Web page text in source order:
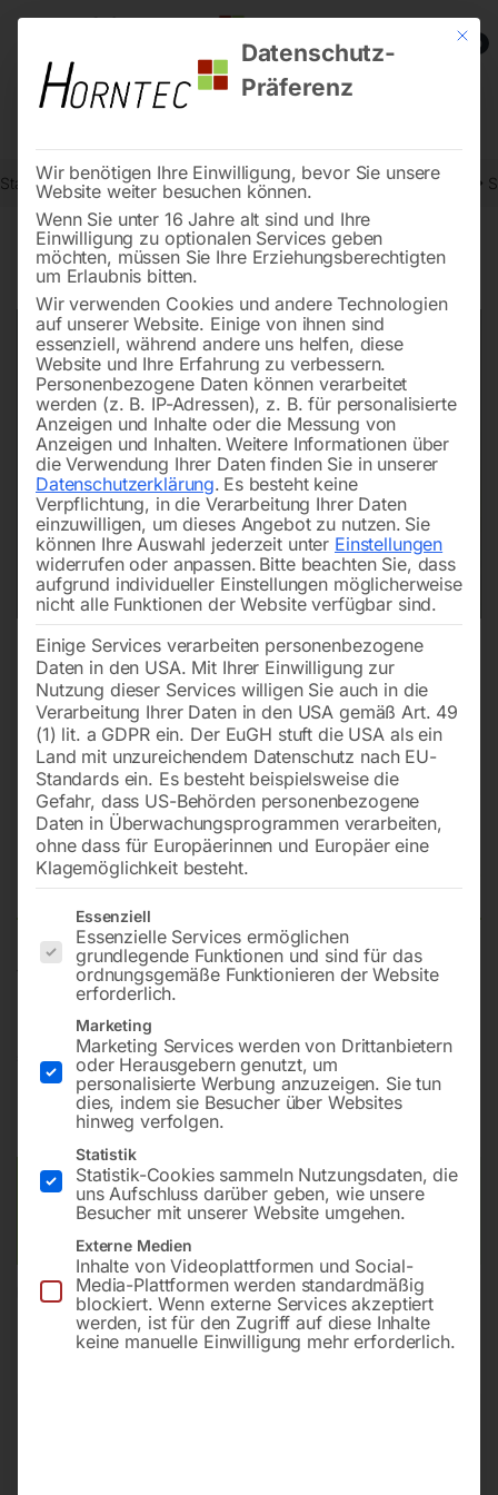
0
Start Werkstatttechnik Lade-Startgeräte und Stationen-Zubehör
Skala (Pos. 77) zu
Leistungsangabe
für Gleichrichter SV 403
38,40
inkl. MwSt. zzgl.Versandkosten
Lieferzeit:ca. 2 - 3 Tage
Versandkosten Standard (Österreich): €10,00
Bitte beachten Sie: Die Versandkosten gelten für Österreich.
Andere Länder können abweichen.
In den Warenkorb
Mit
Datenschutz-
Präferenz
Wir benötigen Ihre Einwilligung, bevor Sie unsere
Website weiter besuchen können.
Wenn Sie unter 16 Jahre alt sind und Ihre
Einwilligung zu optionalen Services geben
möchten, müssen Sie Ihre Erziehungsberechtigten
um Erlaubnis bitten.
Wir verwenden Cookies und andere Technologien
auf unserer Website. Einige von ihnen sind
essenziell, während andere uns helfen, diese
Website und Ihre Erfahrung zu verbessern.
Personenbezogene Daten können verarbeitet
werden (z. B. IP-Adressen), z. B. für personalisierte
Anzeigen und Inhalte oder die Messung von
Anzeigen und Inhalten. Weitere Informationen über
die Verwendung Ihrer Daten finden Sie in unserer
Datenschutzerklärung. Es besteht keine
Verpflichtung, in die Verarbeitung Ihrer Daten
einzuwilligen, um dieses Angebot zu nutzen. Sie
können Ihre Auswahl jederzeit unter Einstellungen
widerrufen oder anpassen. Bitte beachten Sie, dass
aufgrund individueller Einstellungen möglicherweise
nicht alle Funktionen der Website verfügbar sind.
Einige Services verarbeiten personenbezogene
Daten in den USA. Mit Ihrer Einwilligung zur
Nutzung dieser Services willigen Sie auch in die
Verarbeitung Ihrer Daten in den USA gemäß Art. 49
(1) lit. a GDPR ein. Der EuGH stuft die USA als ein
Land mit unzureichendem Datenschutz nach EU-
Standards ein. Es besteht beispielsweise die
Gefahr, dass US-Behörden personenbezogene
Daten in Überwachungsprogrammen verarbeiten,
ohne dass für Europäerinnen und Europäer eine
Klagemöglichkeit besteht.
Es folgt eine Liste der Service-Gruppen, für die eine
Essenziell
Essenzielle Services ermöglichen
grundlegende Funktionen und sind für das
ordnungsgemäße Funktionieren der Website
erforderlich.
Marketing
Marketing Services werden von Drittanbietern
oder Herausgebern genutzt, um
personalisierte Werbung anzuzeigen. Sie tun
dies, indem sie Besucher über Websites
hinweg verfolgen.
Statistik
Statistik-Cookies sammeln Nutzungsdaten, die
uns Aufschluss darüber geben, wie unsere
Besucher mit unserer Website umgehen.
Externe Medien
Inhalte von Videoplattformen und Social-
Media-Plattformen werden standardmäßig
blockiert. Wenn externe Services akzeptiert
werden, ist für den Zugriff auf diese Inhalte
keine manuelle Einwilligung mehr erforderlich.